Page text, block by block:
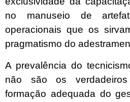
no manuseio de
operacionais que os
pragmatismo do
A prevalência do
não são os
formação adequada do